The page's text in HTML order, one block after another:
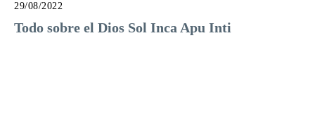
29/08/2022
Todo sobre el Dios Sol Inca Apu Inti